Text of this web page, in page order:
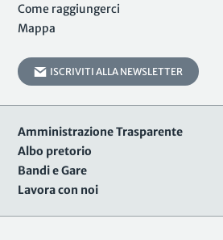
Come raggiungerci
Mappa
ISCRIVITI ALLA NEWSLETTER
Amministrazione Trasparente
Albo pretorio
Bandi e Gare
Lavora con noi